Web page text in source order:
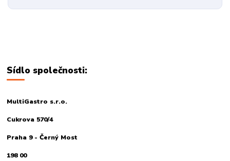
Sídlo společnosti:
MultiGastro s.r.o.
Cukrova 570/4
Praha 9 - Černý Most
198 00